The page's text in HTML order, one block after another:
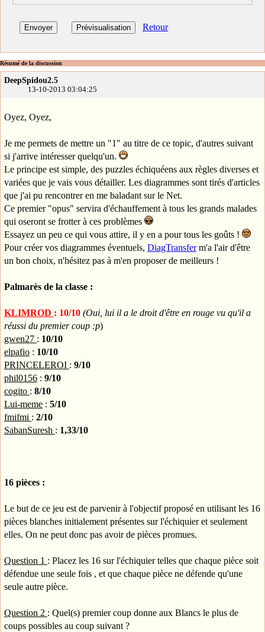
Retour
Résumé de la discussion
DeepSpidou2.5
13-10-2013 03:04:25
Oyez, Oyez,
Je me permets de mettre un "1" au titre de ce topic, d'autres suivant
si j'arrive intéresser quelqu'un.
Le principe est simple, des puzzles échiquéens aux règles diverses et
variées que je vais vous détailler. Les diagrammes sont tirés d'articles
que j'ai pu rencontrer en me baladant sur le Net.
Ce premier "opus" servira d'échauffement à tous les grands malades
qui oseront se frotter à ces problèmes
Essayez un peu ce qui vous attire, il y en a pour tous les goûts !
Pour créer vos diagrammes éventuels, DiagTransferm'a l'air d'être
un bon choix, n'hésitez pas à m'en proposer de meilleurs !
Palmarès de la classe :
KLIMROD : 10/10 (Oui, lui il a le droit d'être en rouge vu qu'il a
réussi du premier coup :p)
gwen27 : 10/10
elpafio : 10/10
PRINCELEROI : 9/10
phil0156 : 9/10
cogito : 8/10
Lui-meme : 5/10
fmifmi : 2/10
SabanSuresh : 1,33/10
16 pièces :
Le but de ce jeu est de parvenir à l'objectif proposé en utilisant les 16
pièces blanches initialement présentes sur l'échiquier et seulement
elles. On ne peut donc pas avoir de pièces promues.
Question 1 : Placez les 16 sur l'échiquier telles que chaque pièce soit
défendue une seule fois , et que chaque pièce ne défende qu'une
seule autre pièce.
Question 2 : Quel(s) premier coup donne aux Blancs le plus de
coups possibles au coup suivant ?